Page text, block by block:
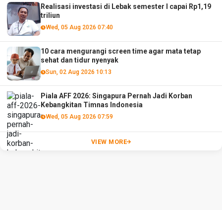
Realisasi investasi di Lebak semester I capai Rp1,19
triliun
Wed, 05 Aug 2026 07:40
10 cara mengurangi screen time agar mata tetap
sehat dan tidur nyenyak
Sun, 02 Aug 2026 10:13
Piala AFF 2026: Singapura Pernah Jadi Korban
Kebangkitan Timnas Indonesia
Wed, 05 Aug 2026 07:59
VIEW MORE